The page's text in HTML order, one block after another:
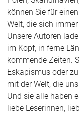
können Sie für
Welt, die sich
Unsere Autoren
im Kopf, in ferne
kommende Zeiten.
Eskapismus oder
mit der Welt, die
Und sie alle haben
liebe Leserinnen,